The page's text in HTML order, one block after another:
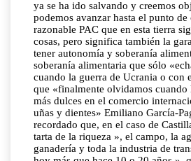
ya se ha ido salvando y creemos
podemos avanzar hasta el punto de
razonable PAC que en esta tierra
cosas, pero significa también la
tener autonomía y soberanía
soberanía alimentaria que sólo
cuando la guerra de Ucrania o con
que «finalmente olvidamos cuando
más dulces en el comercio
uñas y dientes» Emiliano García-
recordado que, en el caso de
tarta de la riqueza », el campo, la
ganadería y toda la industria de